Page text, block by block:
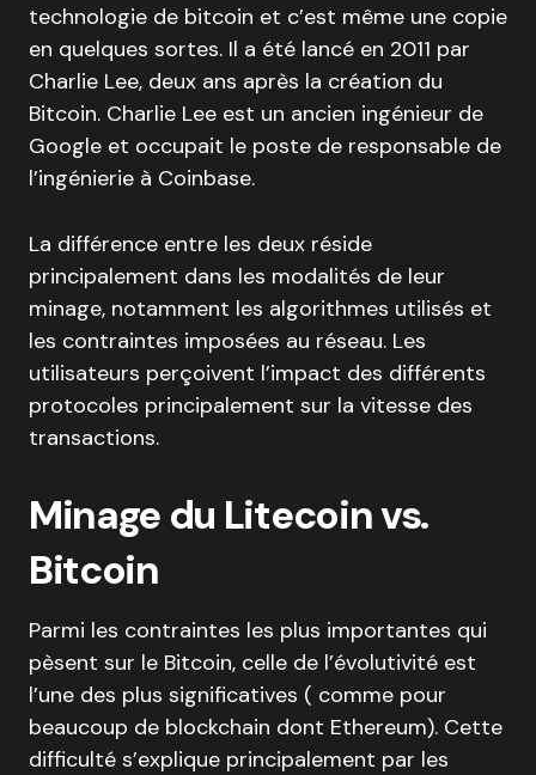
technologie de bitcoin et c’est même une copie
en quelques sortes. Il a été lancé en 2011 par
Charlie Lee, deux ans après la création du
Bitcoin. Charlie Lee est un ancien ingénieur de
Google et occupait le poste de responsable de
l’ingénierie à Coinbase.
La différence entre les deux réside
principalement dans les modalités de leur
minage, notamment les algorithmes utilisés et
les contraintes imposées au réseau. Les
utilisateurs perçoivent l’impact des différents
protocoles principalement sur la vitesse des
transactions.
Minage du Litecoin vs.
Bitcoin
Parmi les contraintes les plus importantes qui
pèsent sur le Bitcoin, celle de l’évolutivité est
l’une des plus significatives ( comme pour
beaucoup de blockchain dont Ethereum). Cette
difficulté s’explique principalement par les